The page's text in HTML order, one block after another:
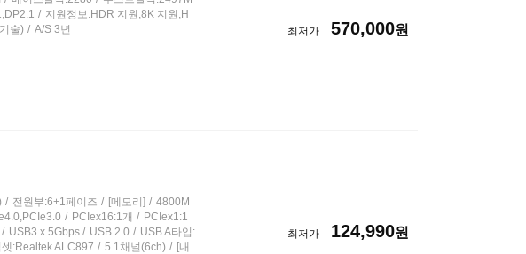
지원정보:HDR 지원,8K 지원,H
술) A/S 3년 최저가 570,000원
전원부:6+1페이즈 [메모리]
4800M
PCIex16:1개
PCIex1:1
USB3.x 5Gbps USB 2.0
USB A타입:
:Realtek ALC897 5.1채널(6ch)
[내
최저가 124,990원